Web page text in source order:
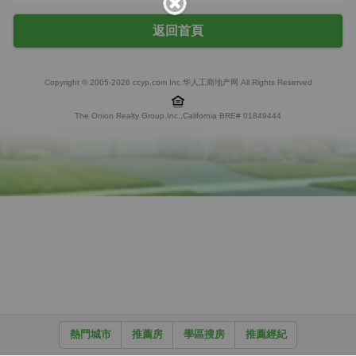
返回首頁
熱門城市 推薦房 學區搜房 推薦經紀
Copyright © 2005-2026 ccyp.com Inc.华人工商地产网 All Rights Reserved
The Onion Realty Group.Inc.,California BRE# 01849444